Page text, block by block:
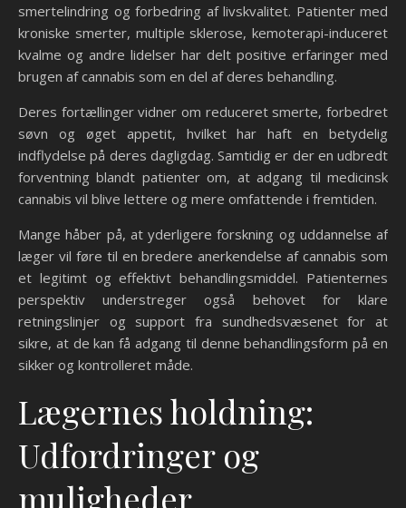
smertelindring og forbedring af livskvalitet. Patienter med
kroniske smerter, multiple sklerose, kemoterapi-induceret
kvalme og andre lidelser har delt positive erfaringer med
brugen af cannabis som en del af deres behandling.
Deres fortællinger vidner om reduceret smerte, forbedret
søvn og øget appetit, hvilket har haft en betydelig
indflydelse på deres dagligdag. Samtidig er der en udbredt
forventning blandt patienter om, at adgang til medicinsk
cannabis vil blive lettere og mere omfattende i fremtiden.
Mange håber på, at yderligere forskning og uddannelse af
læger vil føre til en bredere anerkendelse af cannabis som
et legitimt og effektivt behandlingsmiddel. Patienternes
perspektiv understreger også behovet for klare
retningslinjer og support fra sundhedsvæsenet for at
sikre, at de kan få adgang til denne behandlingsform på en
sikker og kontrolleret måde.
Lægernes holdning:
Udfordringer og
muligheder